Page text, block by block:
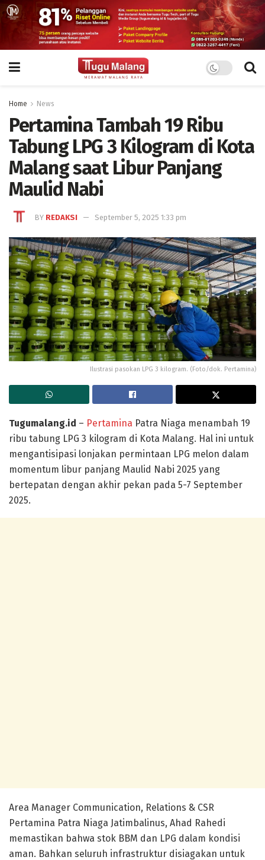
Home News
Pertamina Tambah 19 Ribu
Tabung LPG 3 Kilogram di Kota
Malang saat Libur Panjang
Maulid Nabi
BY REDAKSI September 5, 2025 1:33 pm
Ilustrasi pasokan LPG 3 kilogram. (Foto/dok. Pertamina)
Tugumalang.id – Pertamina Patra Niaga menambah 19
ribu tabung LPG 3 kilogram di Kota Malang. Hal ini untuk
mengantisipasi lonjakan permintaan LPG melon dalam
momentum libur panjang Maulid Nabi 2025 yang
bertepatan dengan akhir pekan pada 5-7 September
2025.
Area Manager Communication, Relations & CSR
Pertamina Patra Niaga Jatimbalinus, Ahad Rahedi
memastikan bahwa stok BBM dan LPG dalam kondisi
aman. Bahkan seluruh infrastruktur disiagakan untuk